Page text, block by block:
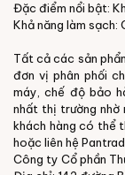
Đặc điểm nổi bật:
Khả năng làm sạch:
Tất cả các sản
đơn vị phân phối
máy, chế độ bảo
nhất thị trường nhờ
khách hàng có thể
hoặc liên hệ
Công ty Cổ phần